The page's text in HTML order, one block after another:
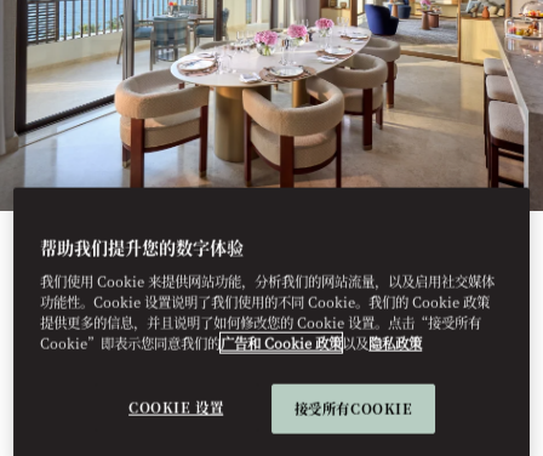
See All Rooms
SIGNATURE SEA
帮助我们提升您的数字体验
我们使用 Cookie 来提供网站功能，分析我们的网站流量，以及启用社交媒体
功能性。Cookie 设置说明了我们使用的不同 Cookie。我们的 Cookie 政策
提供更多的信息，并且说明了如何修改您的 Cookie 设置。点击“接受所有
Cookie”即表示您同意我们的广告和 Cookie 政策以及隐私政策
COOKIE 设置 接受所有COOKIE